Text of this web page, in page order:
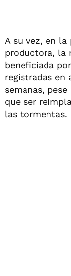
A su vez, en la
productora, la
beneficiada
registradas en
semanas,
que ser
las tormentas.